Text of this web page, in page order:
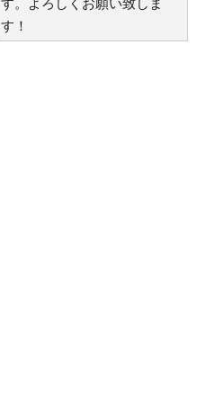
す。よろしくお願い致しま
す！